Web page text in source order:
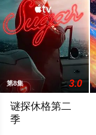
第8集 3.0
谜探休格第二
季